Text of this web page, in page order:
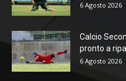
6 Agosto 2026
Calcio
pronto a
6 Agosto 2026